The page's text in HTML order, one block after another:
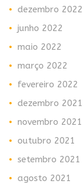
dezembro 2022
junho 2022
maio 2022
março 2022
fevereiro 2022
dezembro 2021
novembro 2021
outubro 2021
setembro 2021
agosto 2021